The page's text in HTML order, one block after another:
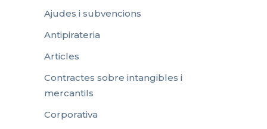
Ajudes i subvencions
Antipirateria
Articles
Contractes sobre intangibles i
mercantils
Corporativa